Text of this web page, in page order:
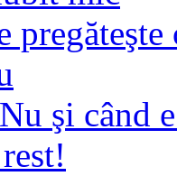
pregăteşte
şi când